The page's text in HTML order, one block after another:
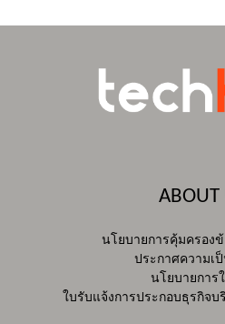
ABOUT
นโยบายการคุ้มครอง
ประกาศความเ
นโยบายการ
ใบรับแจ้งการประกอบธุรกิจ